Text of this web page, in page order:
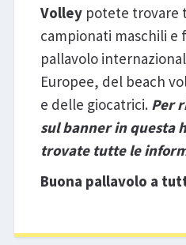
Volley potete trovare
campionati maschili
pallavolo
Europee, del beach
e delle giocatrici. Per
sul banner in questa
trovate tutte le
Buona pallavolo a